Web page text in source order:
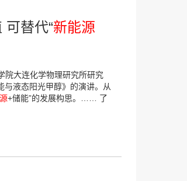
替代“新能源
院大连化学物理研究所研究
液态阳光甲醇》的演讲。从
+储能”的发展构思。…… 了